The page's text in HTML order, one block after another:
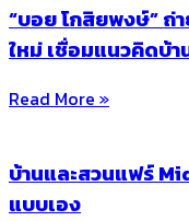
“บอย โกสิยพงษ์” ถ่
ใหม่ เชื่อมแนวคิดบ้
Read More »
บ้านและสวนแฟร์
แบบเอง